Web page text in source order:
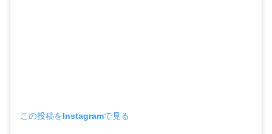
この投稿をInstagramで見る